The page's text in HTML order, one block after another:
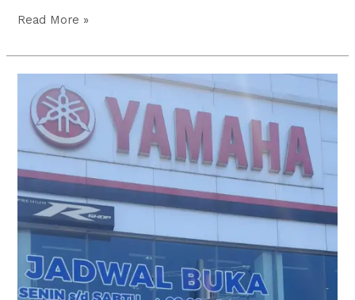
Read More »
Siswa
SMK
Muhammadiyah
Moyudan
Lanjut
Tahap
Wawancara
Rekrutmen
YES